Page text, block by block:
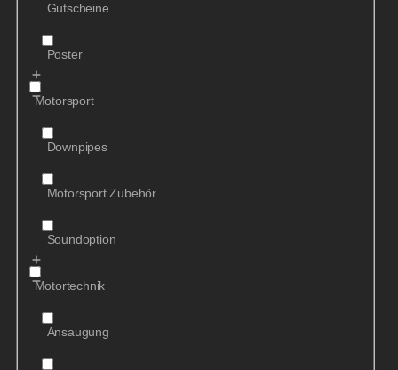
Gutscheine
Poster
Motorsport
Downpipes
Motorsport Zubehör
Soundoption
Motortechnik
Ansaugung